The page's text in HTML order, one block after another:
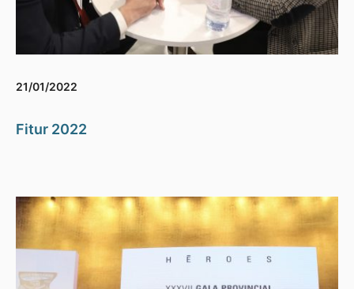
21/01/2022
Fitur 2022